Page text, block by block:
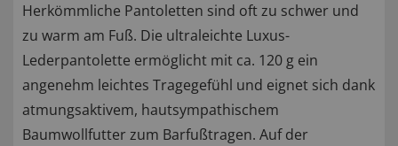
Herkömmliche Pantoletten sind oft zu schwer und
zu warm am Fuß. Die ultraleichte Luxus-
Lederpantolette ermöglicht mit ca. 120 g ein
angenehm leichtes Tragegefühl und eignet sich dank
atmungsaktivem, hautsympathischem
Baumwollfutter zum Barfußtragen. Auf der